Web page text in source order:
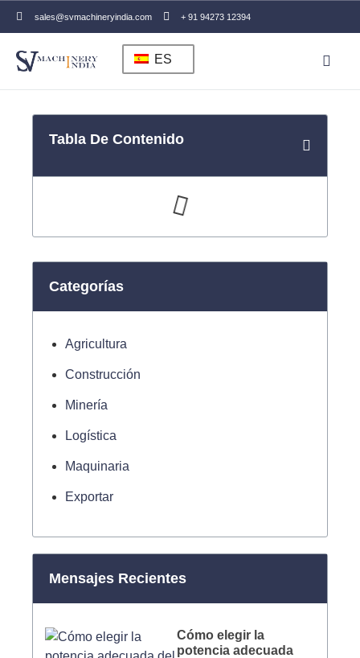
sales@svmachineryindia.com + 91 94273 12394
ES
Tabla De Contenido
Categorías
Agricultura
Construcción
Minería
Logística
Maquinaria
Exportar
Mensajes Recientes
Cómo elegir la
potencia adecuada